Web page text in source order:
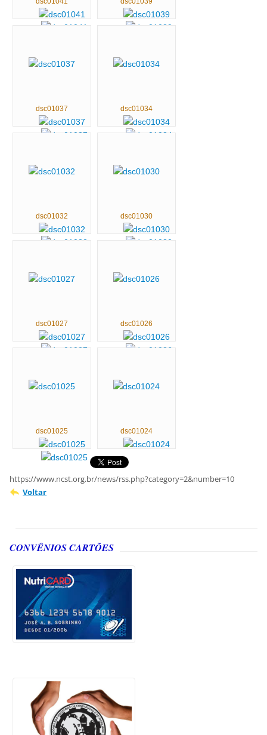
dsc01037 dsc01034
dsc01032 dsc01030
dsc01027 dsc01026
dsc01025 dsc01024
https://www.ncst.org.br/news/rss.php?category=2&number=10
Voltar
CONVÊNIOS CARTÕES